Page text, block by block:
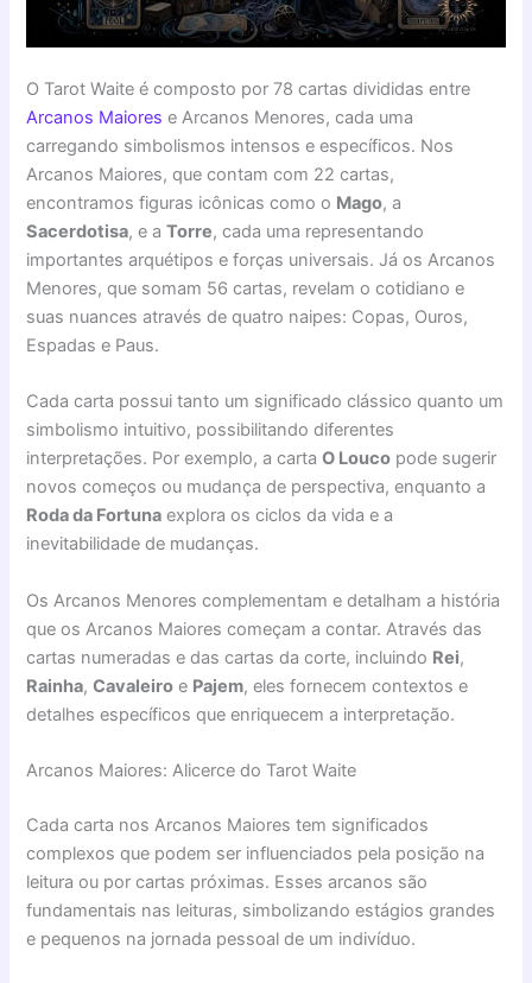
O Tarot Waite é composto por 78 cartas divididas entre
Arcanos Maiores e Arcanos Menores, cada uma
carregando simbolismos intensos e específicos. Nos
Arcanos Maiores, que contam com 22 cartas,
encontramos figuras icônicas como o Mago, a
Sacerdotisa, e aTorre, cada uma representando
importantes arquétipos e forças universais. Já os Arcanos
Menores, que somam 56 cartas, revelam o cotidiano e
suas nuances através de quatro naipes: Copas, Ouros,
Espadas e Paus.
Cada carta possui tanto um significado clássico quanto um
simbolismo intuitivo, possibilitando diferentes
interpretações. Por exemplo, a cartaO Louco pode sugerir
novos começos ou mudança de perspectiva, enquanto a
Roda da Fortuna explora os ciclos da vida e a
inevitabilidade de mudanças.
Os Arcanos Menores complementam e detalham a história
que os Arcanos Maiores começam a contar. Através das
cartas numeradas e das cartas da corte, incluindo Rei,
Rainha,Cavaleiro e Pajem, eles fornecem contextos e
detalhes específicos que enriquecem a interpretação.
Arcanos Maiores: Alicerce do Tarot Waite
Cada carta nos Arcanos Maiores tem significados
complexos que podem ser influenciados pela posição na
leitura ou por cartas próximas. Esses arcanos são
fundamentais nas leituras, simbolizando estágios grandes
e pequenos na jornada pessoal de um indivíduo.